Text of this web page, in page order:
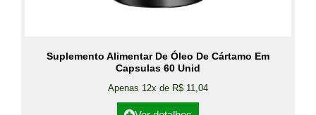
Suplemento Alimentar De Óleo De Cártamo Em
Capsulas 60 Unid
Apenas 12x de R$ 11,04